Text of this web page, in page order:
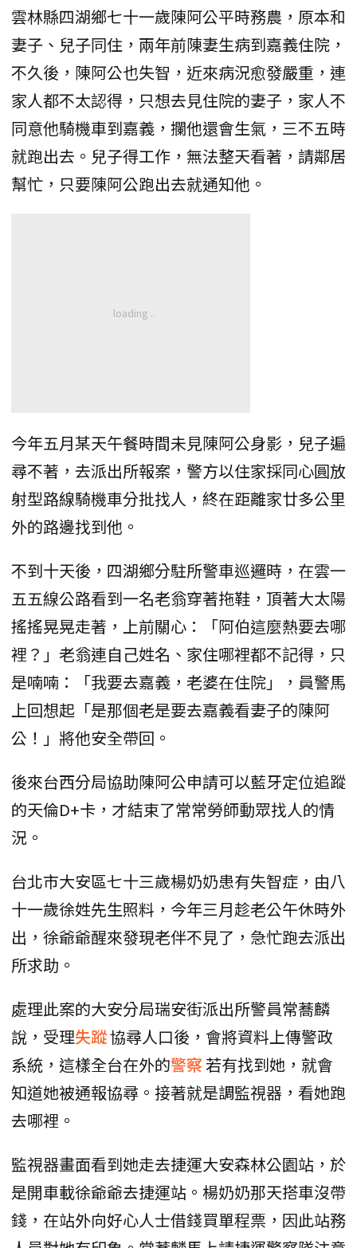
雲林縣四湖鄉七十一歲陳阿公平時務農，原本和
妻子、兒子同住，兩年前陳妻生病到嘉義住院，
不久後，陳阿公也失智，近來病況愈發嚴重，連
家人都不太認得，只想去見住院的妻子，家人不
同意他騎機車到嘉義，攔他還會生氣，三不五時
就跑出去。兒子得工作，無法整天看著，請鄰居
幫忙，只要陳阿公跑出去就通知他。
今年五月某天午餐時間未見陳阿公身影，兒子遍
尋不著，去派出所報案，警方以住家採同心圓放
射型路線騎機車分批找人，終在距離家廿多公里
外的路邊找到他。
不到十天後，四湖鄉分駐所警車巡邏時，在雲一
五五線公路看到一名老翁穿著拖鞋，頂著大太陽
搖搖晃晃走著，上前關心：「阿伯這麼熱要去哪
裡？」老翁連自己姓名、家住哪裡都不記得，只
是喃喃：「我要去嘉義，老婆在住院」，員警馬
上回想起「是那個老是要去嘉義看妻子的陳阿
公！」將他安全帶回。
後來台西分局協助陳阿公申請可以藍牙定位追蹤
的天倫D+卡，才結束了常常勞師動眾找人的情
況。
台北市大安區七十三歲楊奶奶患有失智症，由八
十一歲徐姓先生照料，今年三月趁老公午休時外
出，徐爺爺醒來發現老伴不見了，急忙跑去派出
所求助。
處理此案的大安分局瑞安街派出所警員常蕎麟
說，受理失蹤協尋人口後，會將資料上傳警政
系統，這樣全台在外的警察 若有找到她，就會
知道她被通報協尋。接著就是調監視器，看她跑
去哪裡。
監視器畫面看到她走去捷運大安森林公園站，於
是開車載徐爺爺去捷運站。楊奶奶那天搭車沒帶
錢，在站外向好心人士借錢買單程票，因此站務